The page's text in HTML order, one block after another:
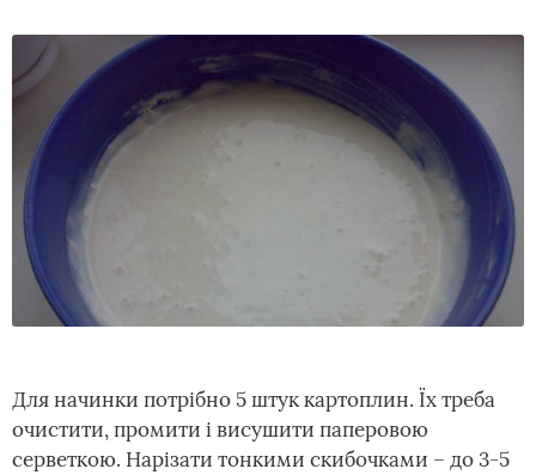
Для начинки потрібно 5 штук картоплин. Їх треба
очистити, промити і висушити паперовою
серветкою. Нарізати тонкими скибочками – до 3-5